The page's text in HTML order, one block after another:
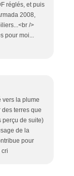
réglés, et puis
2008,
/>
pour moi...
vers la plume
terres que
perçu de suite)
de la
pour
cri